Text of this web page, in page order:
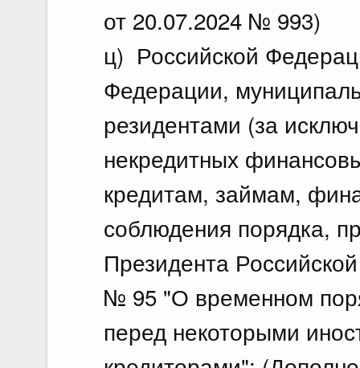
от 20.07.2024 № 993)
ц) Российской
Федерации,
резидентами (за
некредитных
кредитам, займам,
соблюдения порядка,
Президента
№ 95 "О временном
перед некоторыми